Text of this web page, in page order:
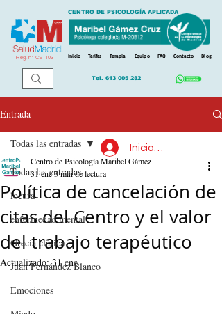
Reg. nº CS11031
CENTRO DE PSICOLOGÍA APLICADA
Inicio Tarifas Terapia Equipo FAQ Contacto Blog
Tel. 613 005 282
Entrada
Todas las entradas
locura
enfermedad mental
Grecia clásica
Juan Fernández Blanco
Emociones
Todas las entradas
Política de cancelación de
citas del Centro y el valor
del trabajo terapéutico
Centro de Psicología Maribel Gámez
31 ene3 min de lectura
Actualizado:31 ene
Iniciar sesión